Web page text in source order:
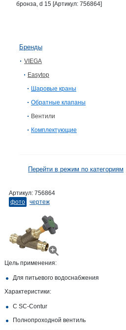
бронза, d 15 [Артикул: 756864]
Бренды
VIEGA
Easytop
Шаровые краны
Обратные клапаны
Вентили
Комплектующие
Перейти в режим по категориям
Артикул: 756864
фото
чертеж
Цель применения:
Для питьевого водоснабжения
Характеристики:
С SC‑Contur
Полнопроходной вентиль